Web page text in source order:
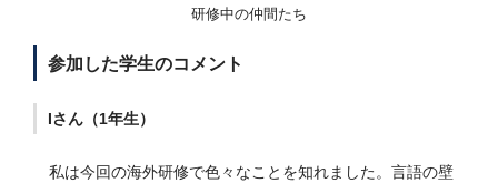
研修中の仲間たち
参加した学生のコメント
Iさん（1年生）
私は今回の海外研修で色々なことを知れました。言語の壁